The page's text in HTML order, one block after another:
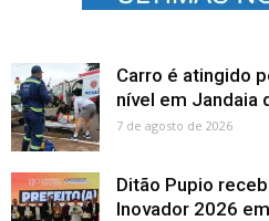
Carro é atingido
nível em Jandaia
7 de agosto de 2026
Ditão Pupio
Inovador 2026